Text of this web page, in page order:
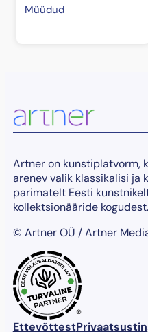
Müüdud
Artner on kunstiplatvorm,
arenev valik klassikalisi ja
parimatelt Eesti
kollektsionääride kogudest.
© Artner OÜ / Artner
®
Ettevõttest